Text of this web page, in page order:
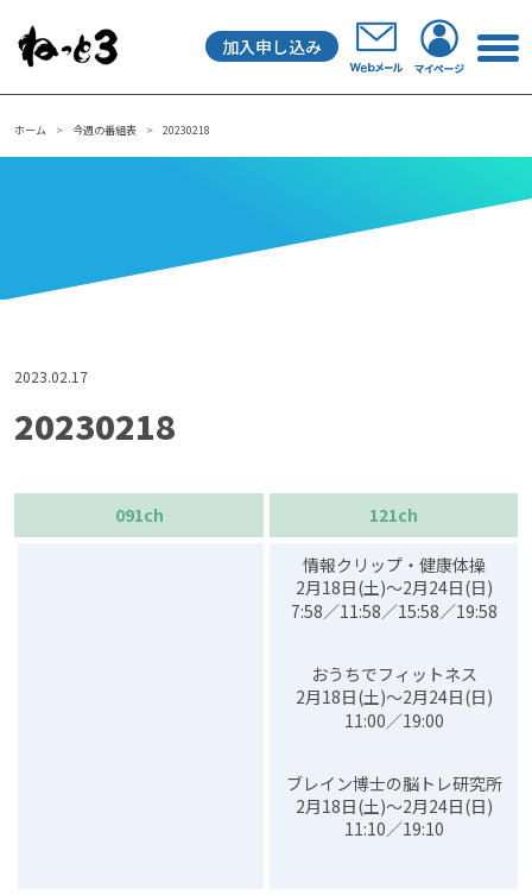
メインナビゲーション
加入申し込み
ホーム 今週の番組表 20230218
2023.02.17
20230218
091ch 121ch
情報クリップ・健康体操
2月18日(土)～2月24日(日)
7:58／11:58／15:58／19:58
おうちでフィットネス
2月18日(土)～2月24日(日)
11:00／19:00
ブレイン博士の脳トレ研究所
2月18日(土)～2月24日(日)
11:10／19:10